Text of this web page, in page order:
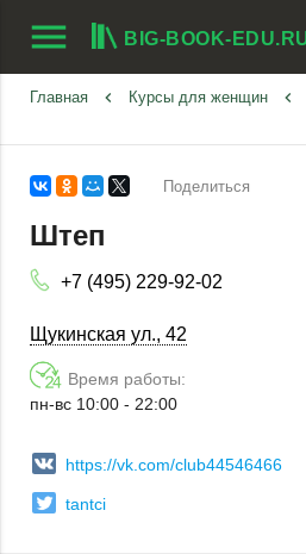
menu BIG-BOOK-
Главная keyboard_arrow_left Курсы для женщин keyboard_arrow_left
Поделиться
Штеп
+7 (495) 229-92-02
Щукинская ул., 42
Время работы:
пн-вс 10:00 - 22:00
https://vk.com/club44546466
tantci